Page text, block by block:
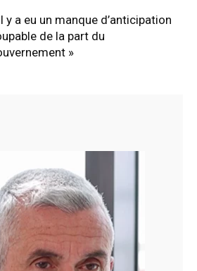
y a eu un manque d’anticipation
de la part du
»